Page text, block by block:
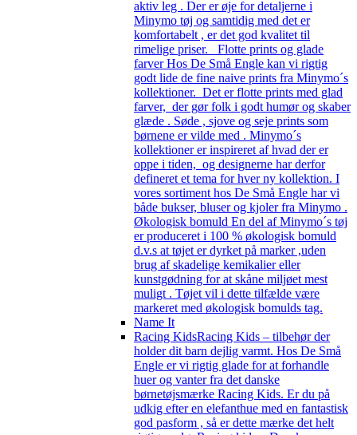
aktiv leg . Der er øje for detaljerne i
Minymo tøj og samtidig med det er
komfortabelt , er det god kvalitet til
rimelige priser. Flotte prints og glade
farver Hos De Små Engle kan vi rigtig
godt lide de fine naive prints fra Minymo´s
kollektioner. Det er flotte prints med glad
farver, der gør folk i godt humør og skaber
glæde . Søde , sjove og seje prints som
børnene er vilde med . Minymo´s
kollektioner er inspireret af hvad der er
oppe i tiden, og designerne har derfor
defineret et tema for hver ny kollektion. I
vores sortiment hos De Små Engle har vi
både bukser, bluser og kjoler fra Minymo .
Økologisk bomuld En del af Minymo´s tøj
er produceret i 100 % økologisk bomuld
d.v.s at tøjet er dyrket på marker ,uden
brug af skadelige kemikalier eller
kunstgødning for at skåne miljøet mest
muligt . Tøjet vil i dette tilfælde være
markeret med økologisk bomulds tag.
Name It
Racing KidsRacing Kids – tilbehør der
holder dit barn dejlig varmt. Hos De Små
Engle er vi rigtig glade for at forhandle
huer og vanter fra det danske
børnetøjsmærke Racing Kids. Er du på
udkig efter en elefanthue med en fantastisk
god pasform , så er dette mærke det helt